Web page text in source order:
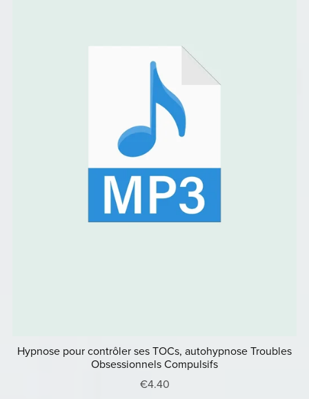
Hypnose pour contrôler ses TOCs, autohypnose Troubles
Obsessionnels Compulsifs
€4.40